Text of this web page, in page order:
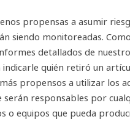
propensas a asumir
siendo monitoreadas.
detallados de
quién retiró un
propensos a utilizar los
serán responsables por
o equipos que pueda